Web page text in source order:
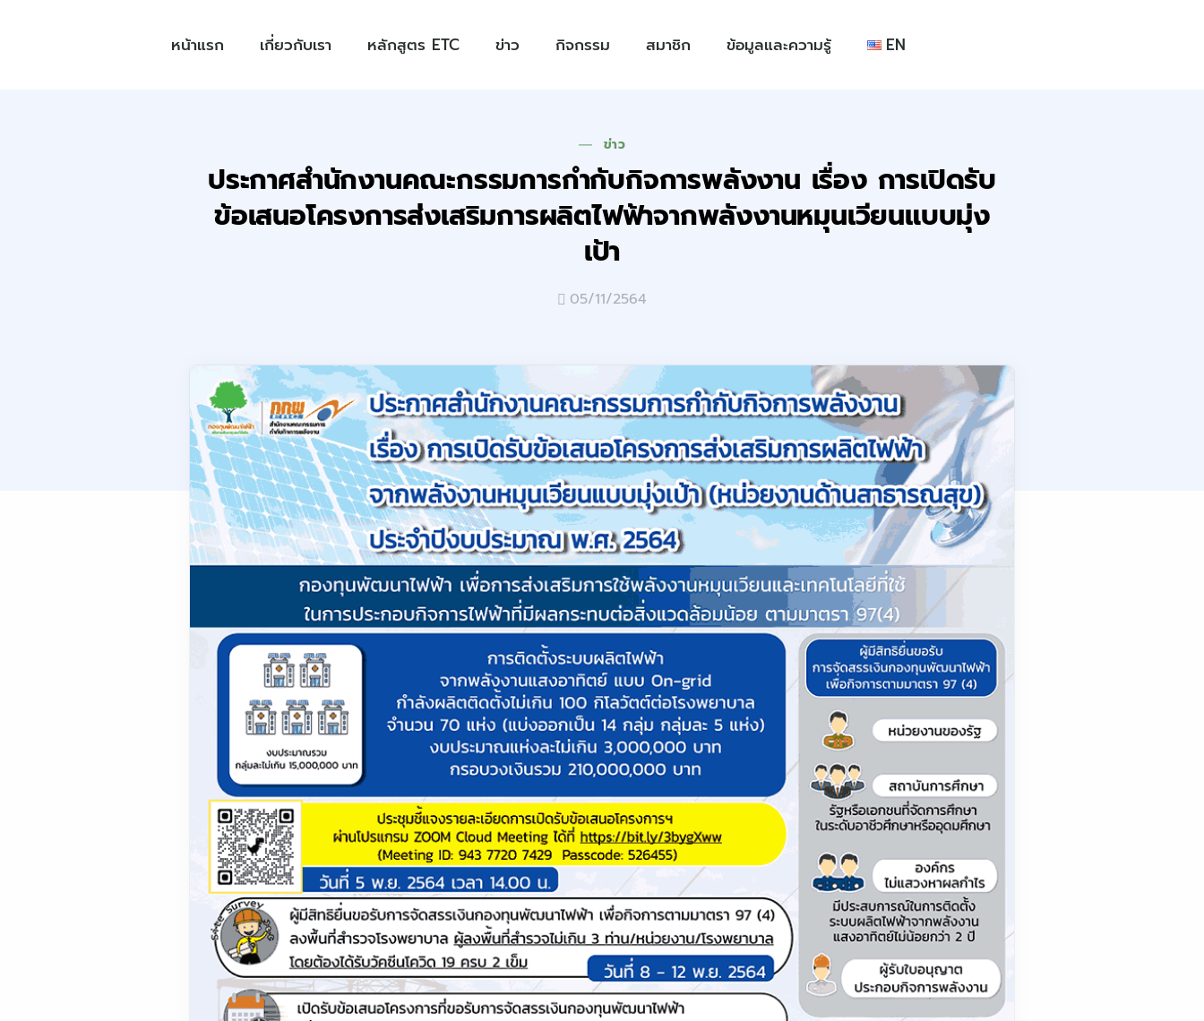
หน้าแรก เกี่ยวกับเรา หลักสูตร ETC ข่าว กิจกรรม สมาชิก ข้อมูลและความรู้ EN
ข่าว
ประกาศสำนักงานคณะกรรมการกำกับกิจการพลังงาน เรื่อง การเปิดรับ
ข้อเสนอโครงการส่งเสริมการผลิตไฟฟ้าจากพลังงานหมุนเวียนแบบมุ่ง
เป้า
05/11/2564